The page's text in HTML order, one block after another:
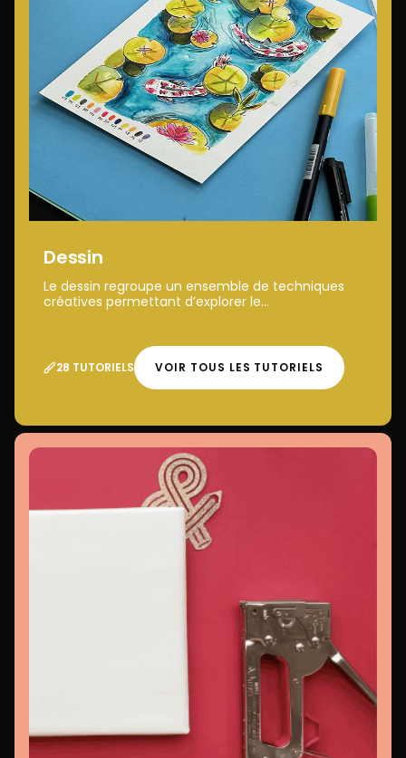
Dessin
Le dessin regroupe un ensemble de techniques
créatives permettant d’explorer le...
28 TUTORIELS VOIR TOUS LES TUTORIELS